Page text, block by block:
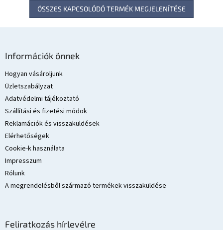
ÖSSZES KAPCSOLÓDÓ TERMÉK MEGJELENÍTÉSE
Információk önnek
Hogyan vásároljunk
Üzletszabályzat
Adatvédelmi tájékoztató
Szállítási és fizetési módok
Reklamációk és visszaküldések
Elérhetőségek
Cookie-k használata
Impresszum
Rólunk
A megrendelésből származó termékek visszaküldése
Feliratkozás hírlevélre